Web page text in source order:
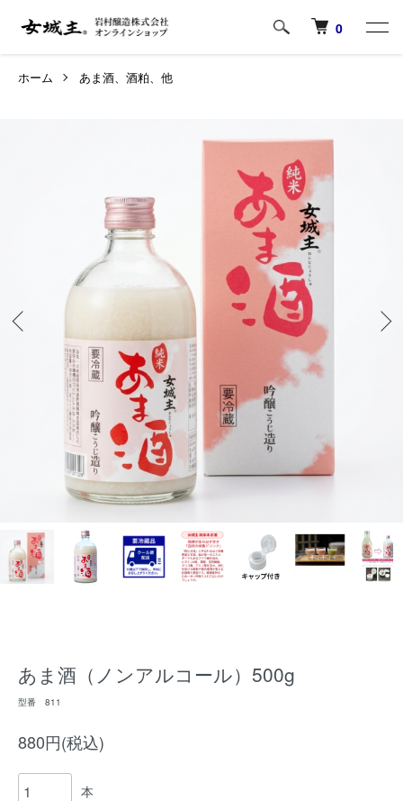
0
ホーム あま酒、酒粕、他
あま酒（ノンアルコール）500g
型番 811
880円(税込)
本